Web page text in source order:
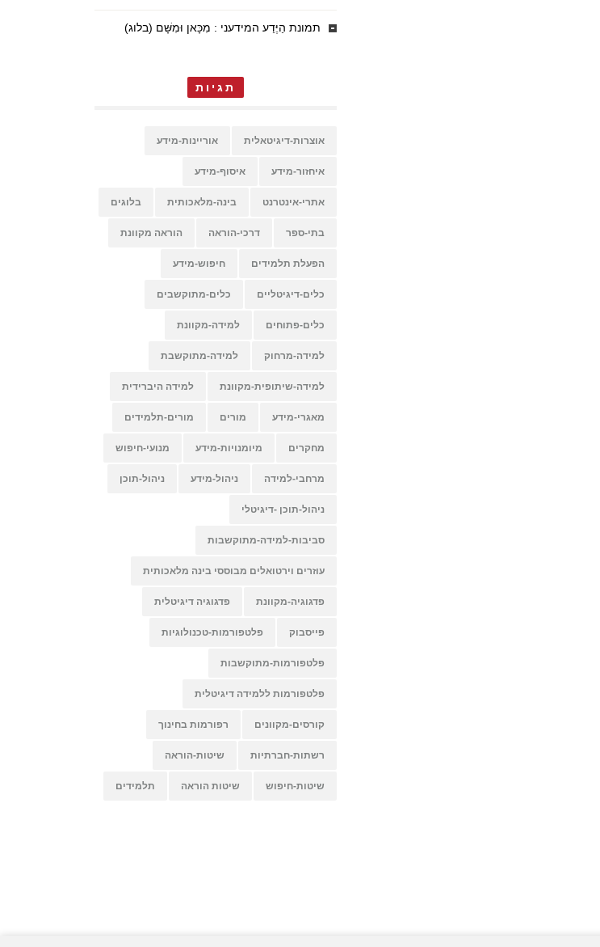
תמונת הַיֶּדַע המידעני : מִכָּאן וּמִשָּׁם (בלוג)
תגיות
אוצרות-דיגיטאלית אוריינות-מידע
איחזור-מידע איסוף-מידע
אתרי-אינטרנט בינה-מלאכותית בלוגים
בתי-ספר דרכי-הוראה הוראה מקוונת
הפעלת תלמידים חיפוש-מידע
כלים-דיגיטליים כלים-מתוקשבים
כלים-פתוחים למידה-מקוונת
למידה-מרחוק למידה-מתוקשבת
למידה-שיתופית-מקוונת למידה היברידית
מאגרי-מידע מורים מורים-תלמידים
מחקרים מיומנויות-מידע מנועי-חיפוש
מרחבי-למידה ניהול-מידע ניהול-תוכן
ניהול-תוכן -דיגיטלי
סביבות-למידה-מתוקשבות
עוזרים וירטואלים מבוססי בינה מלאכותית
פדגוגיה-מקוונת פדגוגיה דיגיטלית
פייסבוק פלטפורמות-טכנולוגיות
פלטפורמות-מתוקשבות
פלטפורמות ללמידה דיגיטלית
קורסים-מקוונים רפורמות בחינוך
רשתות-חברתיות שיטות-הוראה
שיטות-חיפוש שיטות הוראה תלמידים